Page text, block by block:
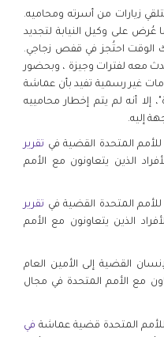
زيارات من أسرته ومحاميه.
عُرض على وكيل النيابة لتجديد
الوقت احتُجز في قفص زجاجي.
معه لفترات وجيزة ، وبحضور
غير رسمية تفيد بأن عماشة
أنه لم يتم إخطار محامييه
إليه.
تقرير
الذين يتعاونون مع الأمم
تقرير
الذين يتعاونون مع الأمم
القضية إلى الأمين العام
مع الأمم المتحدة في مجال
في